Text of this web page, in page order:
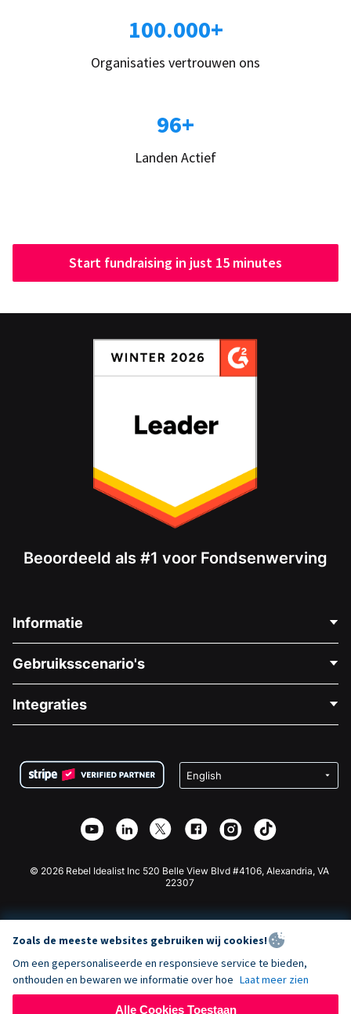
100.000+
Organisaties vertrouwen ons
96+
Landen Actief
Start fundraising in just 15 minutes
Beoordeeld als #1 voor Fondsenwerving
Informatie
Over Ons
Vacatures
Privacy
Affiliate Partnerschap
Gebruiksscenario's
Medische Fondsenwerving
Goede Doelen Fondsenwerving
Integraties
Wix Donatie Plugin
Webflow Donatie App
Joomla Donatie
© 2026 Rebel Idealist Inc 520 Belle View Blvd #4106, Alexandria, VA
22307
Zoals de meeste websites gebruiken wij cookies!
Om een gepersonaliseerde en responsieve service te bieden,
onthouden en bewaren we informatie over hoe Laat meer zien
Alle Cookies Toestaan